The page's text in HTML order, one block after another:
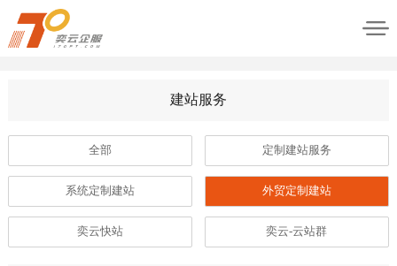
建站服务
全部 定制建站服务
系统定制建站 外贸定制建站
奕云快站 奕云-云站群